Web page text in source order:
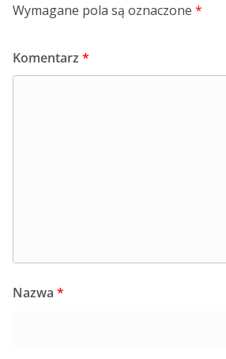
Wymagane pola są oznaczone *
Komentarz *
Nazwa *